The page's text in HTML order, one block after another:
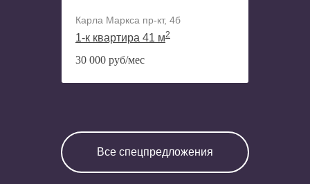
Карла Маркса пр-кт, 4б
1-к квартира 41 м2
30 000 руб/мес
Все спецпредложения